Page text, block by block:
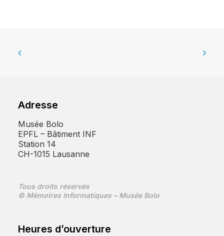
Adresse
Musée Bolo
EPFL – Bâtiment INF
Station 14
CH-1015 Lausanne
Tous droits réservés
© Mémoires Informatiques – Musée Bolo
Heures d’ouverture